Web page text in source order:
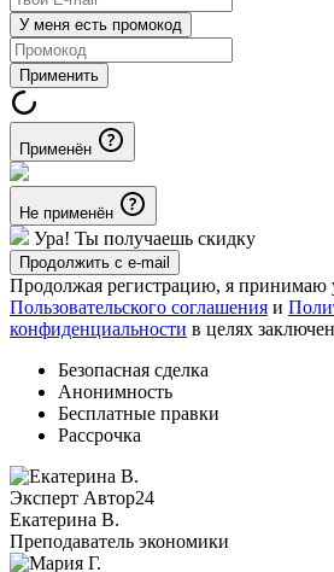
У меня есть промокод
Применить
Применён
Не применён
Ура! Ты получаешь скидку
Продолжить с e-mail
Продолжая регистрацию, я принимаю
Пользовательского соглашения и
конфиденциальности в целях
Безопасная сделка
Анонимность
Бесплатные правки
Рассрочка
Эксперт Автор24
Екатерина B.
Преподаватель экономики